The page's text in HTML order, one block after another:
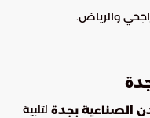
والرياض.
الصناعية بجدة لتلبية